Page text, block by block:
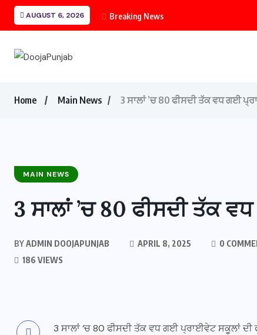
AUGUST 6, 2026 Breaking News
Home Main News 3 ਸਾਲਾਂ ’ਚ 80 ਫੀਸਦੀ ਤੱਕ ਵਧ ਗਈ
MAIN NEWS
3 ਸਾਲਾਂ ’ਚ 80 ਫੀਸਦੀ ਤੱਕ
BYADMIN DOOJAPUNJAB APRIL 8, 2025
0
186 VIEWS
3 ਸਾਲਾਂ ‘ਚ 80 ਫੀਸਦੀ ਤੱਕ ਵਧ ਗਈ ਪ੍ਰਾਈਵੇਟ ਸਕੂਲਾਂ